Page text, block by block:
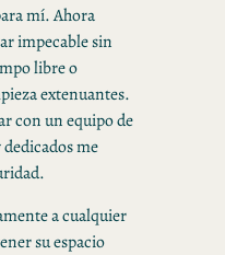
mí. Ahora
impecable sin
libre o
extenuantes.
con un equipo de
me
a cualquier
su espacio